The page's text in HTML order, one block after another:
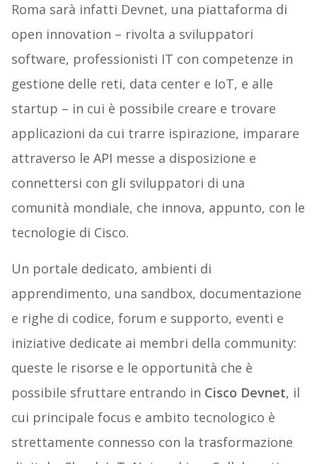
Roma sarà infatti Devnet, una piattaforma di
open innovation – rivolta a sviluppatori
software, professionisti IT con competenze in
gestione delle reti, data center e IoT, e alle
startup – in cui è possibile creare e trovare
applicazioni da cui trarre ispirazione, imparare
attraverso le API messe a disposizione e
connettersi con gli sviluppatori di una
comunità mondiale, che innova, appunto, con le
tecnologie di Cisco.
Un portale dedicato, ambienti di
apprendimento, una sandbox, documentazione
e righe di codice, forum e supporto, eventi e
iniziative dedicate ai membri della community:
queste le risorse e le opportunità che è
possibile sfruttare entrando in Cisco Devnet, il
cui principale focus e ambito tecnologico è
strettamente connesso con la trasformazione